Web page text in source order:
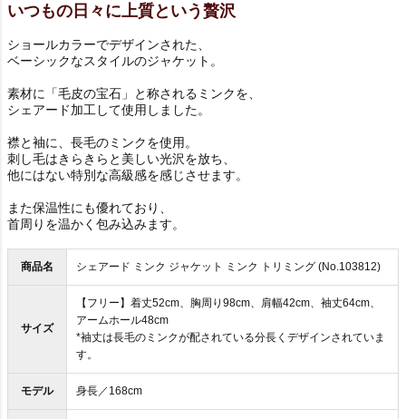
いつもの日々に上質という贅沢
ショールカラーでデザインされた、
ベーシックなスタイルのジャケット。
素材に「毛皮の宝石」と称されるミンクを、
シェアード加工して使用しました。
襟と袖に、長毛のミンクを使用。
刺し毛はきらきらと美しい光沢を放ち、
他にはない特別な高級感を感じさせます。
また保温性にも優れており、
首周りを温かく包み込みます。
商品名 シェアード ミンク ジャケット ミンク トリミング (No.103812)
サイズ
【フリー】着丈52cm、胸周り98cm、肩幅42cm、袖丈64cm、
アームホール48cm
*袖丈は長毛のミンクが配されている分長くデザインされていま
す。
モデル 身長／168cm